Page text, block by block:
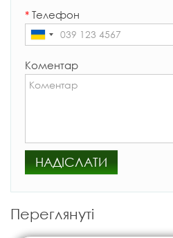
* Телефон
Коментар
НАДІСЛАТИ
Переглянуті